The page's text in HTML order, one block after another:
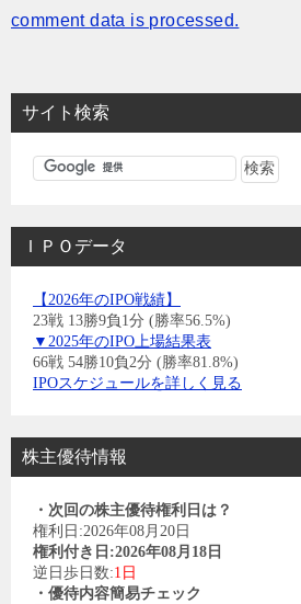
comment data is processed.
サイト検索
ＩＰＯデータ
【2026年のIPO戦績】
23戦 13勝9負1分 (勝率56.5%)
▼2025年のIPO上場結果表
66戦 54勝10負2分 (勝率81.8%)
IPOスケジュールを詳しく見る
株主優待情報
・次回の株主優待権利日は？
権利日:2026年08月20日
権利付き日:2026年08月18日
逆日歩日数:1日
・優待内容簡易チェック